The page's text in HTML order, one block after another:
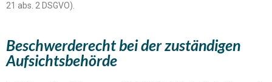
21 abs. 2 DSGVO).
Beschwerderecht bei der zuständigen
Aufsichtsbehörde